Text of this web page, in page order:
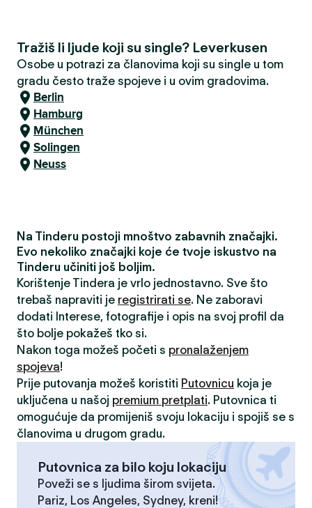
Tražiš li ljude koji su single? Leverkusen
Osobe u potrazi za članovima koji su single u tom
gradu često traže spojeve i u ovim gradovima.
Berlin
Hamburg
München
Solingen
Neuss
Na Tinderu postoji mnoštvo zabavnih značajki.
Evo nekoliko značajki koje će tvoje iskustvo na
Tinderu učiniti još boljim.
Korištenje Tindera je vrlo jednostavno. Sve što
trebaš napraviti je registrirati se. Ne zaboravi
dodati Interese, fotografije i opis na svoj profil da
što bolje pokažeš tko si.
Nakon toga možeš početi s pronalaženjem
spojeva!
Prije putovanja možeš koristiti Putovnicu koja je
uključena u našoj premium pretplati. Putovnica ti
omogućuje da promijeniš svoju lokaciju i spojiš se s
članovima u drugom gradu.
Putovnica za bilo koju lokaciju
Poveži se s ljudima širom svijeta.
Pariz, Los Angeles, Sydney, kreni!